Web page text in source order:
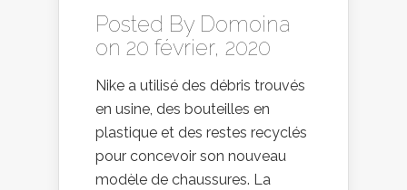
Posted By Domoina
on 20 février, 2020
Nike a utilisé des débris trouvés
en usine, des bouteilles en
plastique et des restes recyclés
pour concevoir son nouveau
modèle de chaussures. La